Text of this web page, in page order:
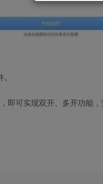
即可实现双开、多开功能，